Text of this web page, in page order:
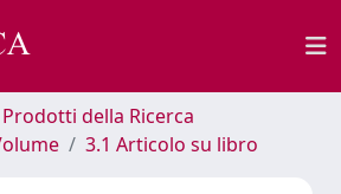
della Ricerca
3.1 Articolo su libro